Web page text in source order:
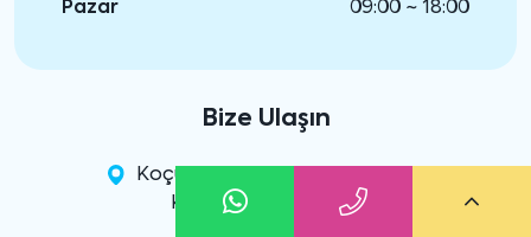
Pazar
09:00 ~ 18:00
Bize Ulaşın
Koçullu Mahallesi Koçullu Köyü
Koçullu Caddesi No : 88